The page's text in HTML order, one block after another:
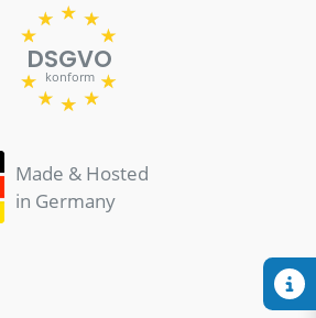
DSGVO
konform
Made & Hosted
in Germany